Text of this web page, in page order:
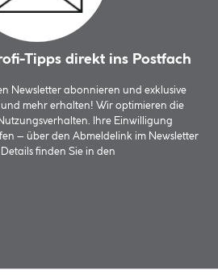
Tipps direkt ins Postfach
Newsletter abonnieren und exklusive
mehr erhalten! Wir optimieren die
Ihre Einwilligung
– über den Abmeldelink im Newsletter
finden Sie in den